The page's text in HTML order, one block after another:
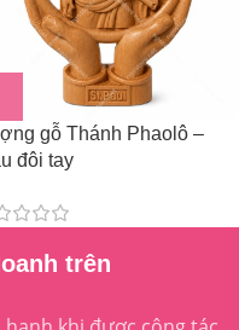
gỗ Thánh Phaolô –
đôi tay
trên